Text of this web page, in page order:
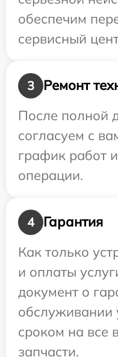
обеспечим
сервисный
3
Ремонт
После полной
согласуем с
график работ
операции.
4
Гарантия
Как только
и оплаты
документ о
обслуживании
сроком на все
запчасти.